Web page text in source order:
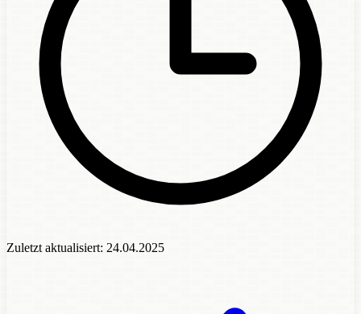
Zuletzt aktualisiert: 24.04.2025